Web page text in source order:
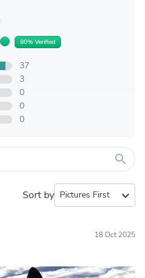
80% Verified
37
3
0
0
0
search
Sort by expand_more
18 Oct 2025